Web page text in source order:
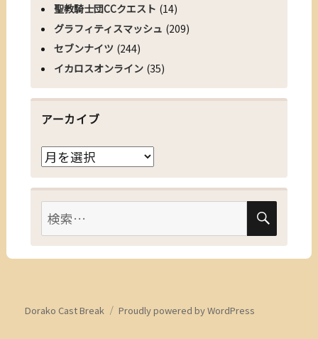
聖教騎士団CCクエスト (14)
グラフィティスマッシュ (209)
セブンナイツ (244)
イカロスオンライン (35)
アーカイブ
ア
ー
イ
ブ
検
検
Dorako Cast Break Proudly powered by WordPress